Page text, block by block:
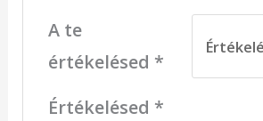
A te
értékelésed *
Értékelésed *